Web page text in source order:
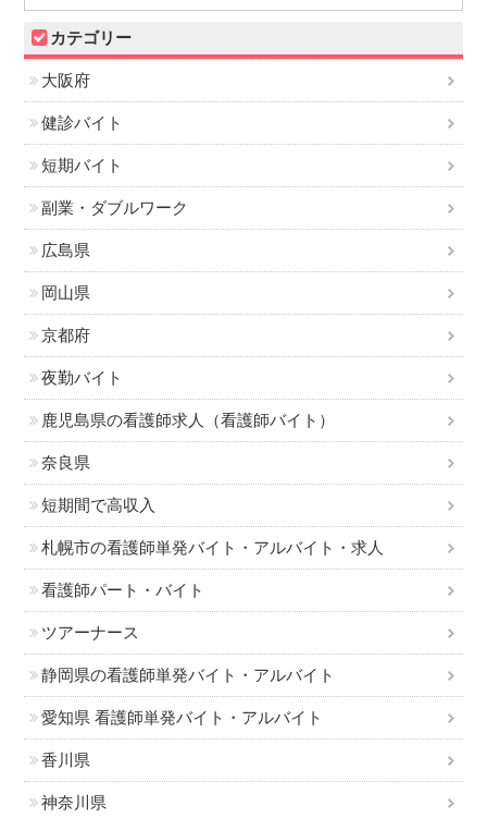
カテゴリー
大阪府
健診バイト
短期バイト
副業・ダブルワーク
広島県
岡山県
京都府
夜勤バイト
鹿児島県の看護師求人（看護師バイト）
奈良県
短期間で高収入
札幌市の看護師単発バイト・アルバイト・求人
看護師パート・バイト
ツアーナース
静岡県の看護師単発バイト・アルバイト
愛知県 看護師単発バイト・アルバイト
香川県
神奈川県